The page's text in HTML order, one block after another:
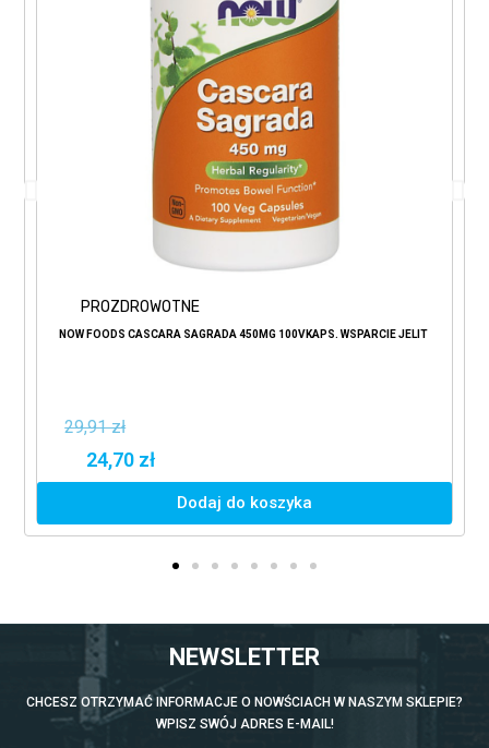
PROZDROWOTNE
NOW FOODS CASCARA SAGRADA 450MG 100VKAPS. WSPARCIE JELIT
29,91 zł
24,70 zł
Dodaj do koszyka
NEWSLETTER
CHCESZ OTRZYMAĆ INFORMACJE O NOWŚCIACH W NASZYM SKLEPIE?
WPISZ SWÓJ ADRES E-MAIL!